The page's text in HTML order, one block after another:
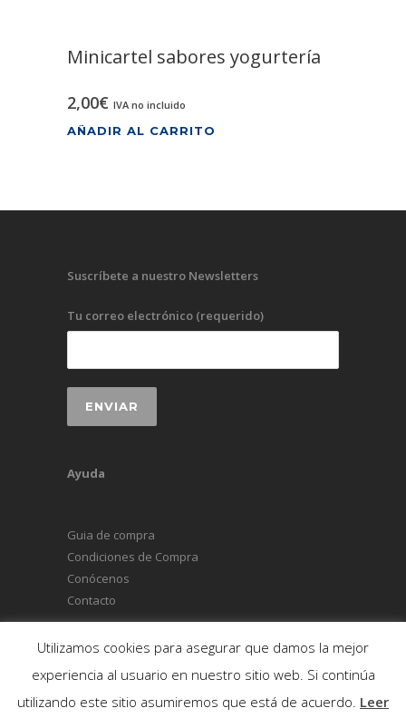
Minicartel sabores yogurtería
2,00€ IVA no incluido
AÑADIR AL CARRITO
Suscríbete a nuestro Newsletters
Tu correo electrónico (requerido)
Ayuda
Guia de compra
Condiciones de Compra
Conócenos
Contacto
Utilizamos cookies para asegurar que damos la mejor
experiencia al usuario en nuestro sitio web. Si continúa
utilizando este sitio asumiremos que está de acuerdo. Leer